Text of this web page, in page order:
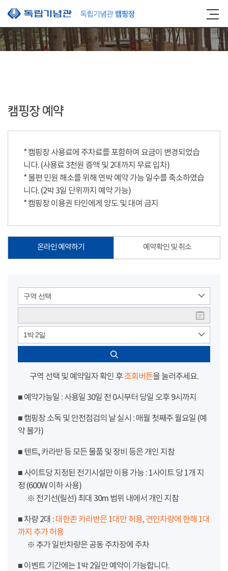
본문 바로가기
캠핑장 예약
* 캠핑장 사용료에 주차료를 포함하여 요금이 변경되었습
니다. (사용료 3천원 증액 및 2대까지 무료 입차)
* 불편 민원 해소를 위해 연박 예약 가능 일수를 축소하였습
니다. (2박 3일 단위까지 예약 가능)
* 캠핑장 이용권 타인에게 양도 및 대여 금지
온라인 예약하기 예약확인 및 취소
구역 선택
1박 2일
구역 선택 및 예약일자 확인 후 조회버튼을 눌러주세요.
■ 예약가능일 : 사용일 30일 전 0시부터 당일 오후 9시까지
■ 캠핑장 소독 및 안전점검의 날 실시 : 매월 첫째주 월요일 (예
약 불가)
■ 텐트, 카라반 등 모든 물품 및 장비 등은 개인 지참
■ 사이트당 지정된 전기시설만 이용 가능 : 1사이트 당 1개 지
정 (600W 이하 사용)
※ 전기선(릴선) 최대 30m 범위 내에서 개인 지참
■ 차량 2대 : 대한존 카라반은 1대만 허용, 견인차량에 한해 1대
까지 추가 허용
※ 추가 일반차량은 공동 주차장에 주차
■ 이벤트 기간에는 1박 2일만 예약이 가능합니다.